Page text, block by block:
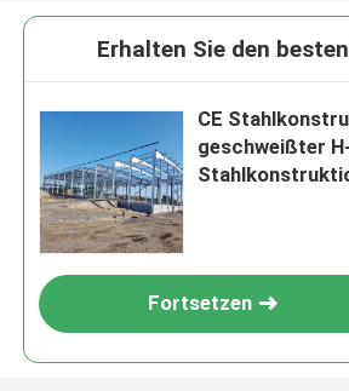
Erhalten Sie den
CE
geschweißter
Fortsetzen